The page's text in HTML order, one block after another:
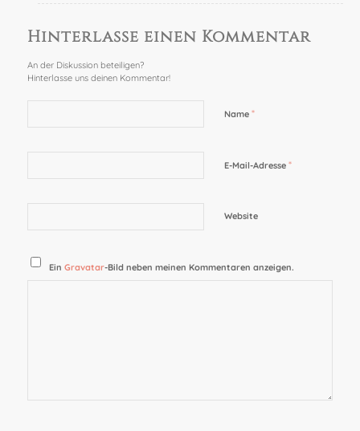
Hinterlasse einen Kommentar
An der Diskussion beteiligen?
Hinterlasse uns deinen Kommentar!
Name *
E-Mail-Adresse *
Website
EinGravatar-Bild neben meinen Kommentaren anzeigen.